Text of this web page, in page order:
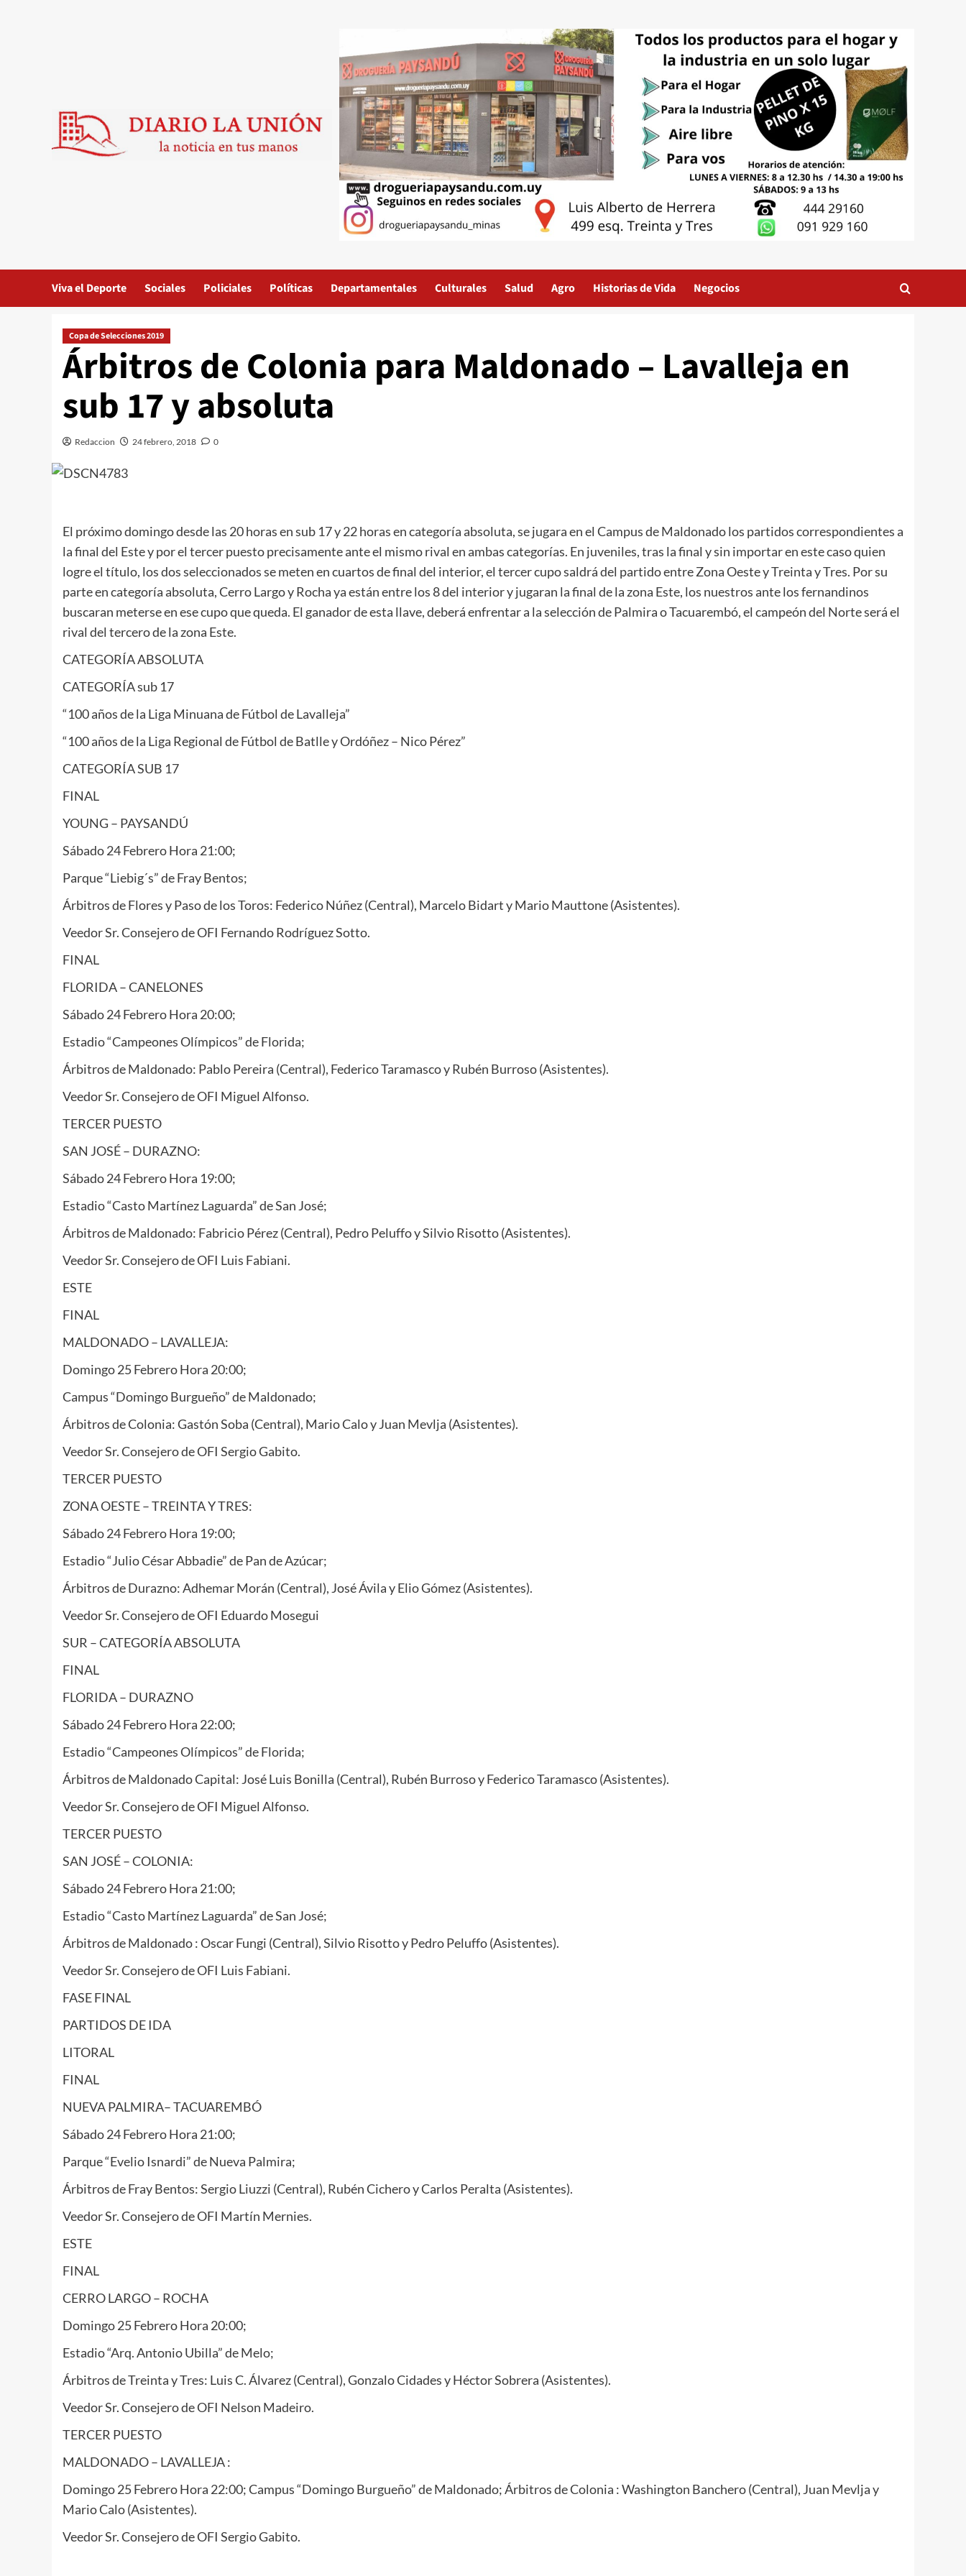
Viva el Deporte Sociales Policiales Políticas Departamentales Culturales Salud Agro Historias de Vida Negocios
Copa de Selecciones 2019
Árbitros de Colonia para Maldonado – Lavalleja en
sub 17 y absoluta
Redaccion 24 febrero, 2018 0
El próximo domingo desde las 20 horas en sub 17 y 22 horas en categoría absoluta, se jugara en el Campus de Maldonado los partidos correspondientes a
la final del Este y por el tercer puesto precisamente ante el mismo rival en ambas categorías. En juveniles, tras la final y sin importar en este caso quien
logre el título, los dos seleccionados se meten en cuartos de final del interior, el tercer cupo saldrá del partido entre Zona Oeste y Treinta y Tres. Por su
parte en categoría absoluta, Cerro Largo y Rocha ya están entre los 8 del interior y jugaran la final de la zona Este, los nuestros ante los fernandinos
buscaran meterse en ese cupo que queda. El ganador de esta llave, deberá enfrentar a la selección de Palmira o Tacuarembó, el campeón del Norte será el
rival del tercero de la zona Este.
CATEGORÍA ABSOLUTA
CATEGORÍA sub 17
“100 años de la Liga Minuana de Fútbol de Lavalleja”
“100 años de la Liga Regional de Fútbol de Batlle y Ordóñez – Nico Pérez”
CATEGORÍA SUB 17
FINAL
YOUNG – PAYSANDÚ
Sábado 24 Febrero Hora 21:00;
Parque “Liebig´s” de Fray Bentos;
Árbitros de Flores y Paso de los Toros: Federico Núñez (Central), Marcelo Bidart y Mario Mauttone (Asistentes).
Veedor Sr. Consejero de OFI Fernando Rodríguez Sotto.
FINAL
FLORIDA – CANELONES
Sábado 24 Febrero Hora 20:00;
Estadio “Campeones Olímpicos” de Florida;
Árbitros de Maldonado: Pablo Pereira (Central), Federico Taramasco y Rubén Burroso (Asistentes).
Veedor Sr. Consejero de OFI Miguel Alfonso.
TERCER PUESTO
SAN JOSÉ – DURAZNO:
Sábado 24 Febrero Hora 19:00;
Estadio “Casto Martínez Laguarda” de San José;
Árbitros de Maldonado: Fabricio Pérez (Central), Pedro Peluffo y Silvio Risotto (Asistentes).
Veedor Sr. Consejero de OFI Luis Fabiani.
ESTE
FINAL
MALDONADO – LAVALLEJA:
Domingo 25 Febrero Hora 20:00;
Campus “Domingo Burgueño” de Maldonado;
Árbitros de Colonia: Gastón Soba (Central), Mario Calo y Juan Mevlja (Asistentes).
Veedor Sr. Consejero de OFI Sergio Gabito.
TERCER PUESTO
ZONA OESTE – TREINTA Y TRES:
Sábado 24 Febrero Hora 19:00;
Estadio “Julio César Abbadie” de Pan de Azúcar;
Árbitros de Durazno: Adhemar Morán (Central), José Ávila y Elio Gómez (Asistentes).
Veedor Sr. Consejero de OFI Eduardo Mosegui
SUR – CATEGORÍA ABSOLUTA
FINAL
FLORIDA – DURAZNO
Sábado 24 Febrero Hora 22:00;
Estadio “Campeones Olímpicos” de Florida;
Árbitros de Maldonado Capital: José Luis Bonilla (Central), Rubén Burroso y Federico Taramasco (Asistentes).
Veedor Sr. Consejero de OFI Miguel Alfonso.
TERCER PUESTO
SAN JOSÉ – COLONIA:
Sábado 24 Febrero Hora 21:00;
Estadio “Casto Martínez Laguarda” de San José;
Árbitros de Maldonado : Oscar Fungi (Central), Silvio Risotto y Pedro Peluffo (Asistentes).
Veedor Sr. Consejero de OFI Luis Fabiani.
FASE FINAL
PARTIDOS DE IDA
LITORAL
FINAL
NUEVA PALMIRA– TACUAREMBÓ
Sábado 24 Febrero Hora 21:00;
Parque “Evelio Isnardi” de Nueva Palmira;
Árbitros de Fray Bentos: Sergio Liuzzi (Central), Rubén Cichero y Carlos Peralta (Asistentes).
Veedor Sr. Consejero de OFI Martín Mernies.
ESTE
FINAL
CERRO LARGO – ROCHA
Domingo 25 Febrero Hora 20:00;
Estadio “Arq. Antonio Ubilla” de Melo;
Árbitros de Treinta y Tres: Luis C. Álvarez (Central), Gonzalo Cidades y Héctor Sobrera (Asistentes).
Veedor Sr. Consejero de OFI Nelson Madeiro.
TERCER PUESTO
MALDONADO – LAVALLEJA :
Domingo 25 Febrero Hora 22:00; Campus “Domingo Burgueño” de Maldonado; Árbitros de Colonia : Washington Banchero (Central), Juan Mevlja y
Mario Calo (Asistentes).
Veedor Sr. Consejero de OFI Sergio Gabito.